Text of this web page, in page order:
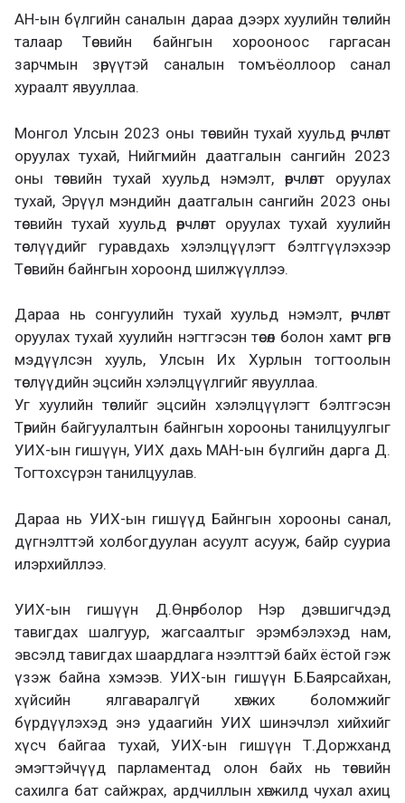
АН-ын бүлгийн саналын дараа дээрх хуулийн төслийн
талаар Төсвийн байнгын хорооноос гаргасан
зарчмын зөрүүтэй саналын томъёоллоор санал
хураалт явууллаа.
Монгол Улсын 2023 оны төсвийн тухай хуульд өөрчлөлт
оруулах тухай, Нийгмийн даатгалын сангийн 2023
оны төсвийн тухай хуульд нэмэлт, өөрчлөлт оруулах
тухай, Эрүүл мэндийн даатгалын сангийн 2023 оны
төсвийн тухай хуульд өөрчлөлт оруулах тухай хуулийн
төслүүдийг гуравдахь хэлэлцүүлэгт бэлтгүүлэхээр
Төсвийн байнгын хороонд шилжүүллээ.
Дараа нь сонгуулийн тухай хуульд нэмэлт, өөрчлөлт
оруулах тухай хуулийн нэгтгэсэн төсөл болон хамт өргөн
мэдүүлсэн хууль, Улсын Их Хурлын тогтоолын
төслүүдийн эцсийн хэлэлцүүлгийг явууллаа.
Уг хуулийн төслийг эцсийн хэлэлцүүлэгт бэлтгэсэн
Төрийн байгуулалтын байнгын хорооны танилцуулгыг
УИХ-ын гишүүн, УИХ дахь МАН-ын бүлгийн дарга Д.
Тогтохсүрэн танилцуулав.
Дараа нь УИХ-ын гишүүд Байнгын хорооны санал,
дүгнэлттэй холбогдуулан асуулт асууж, байр сууриа
илэрхийллээ.
УИХ-ын гишүүн Д.Өнөрболор Нэр дэвшигчдэд
тавигдах шалгуур, жагсаалтыг эрэмбэлэхэд нам,
эвсэлд тавигдах шаардлага нээлттэй байх ёстой гэж
үзэж байна хэмээв. УИХ-ын гишүүн Б.Баярсайхан,
хүйсийн ялгаваралгүй хөгжих боломжийг
бүрдүүлэхэд энэ удаагийн УИХ шинэчлэл хийхийг
хүсч байгаа тухай, УИХ-ын гишүүн Т.Доржханд
эмэгтэйчүүд парламентад олон байх нь төсвийн
сахилга бат сайжрах, ардчиллын хөгжилд чухал ахиц